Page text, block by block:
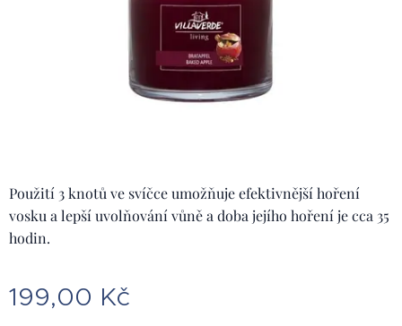
Použití 3 knotů ve svíčce umožňuje efektivnější hoření
vosku a lepší uvolňování vůně a doba jejího hoření je cca 35
hodin.
199,00 Kč